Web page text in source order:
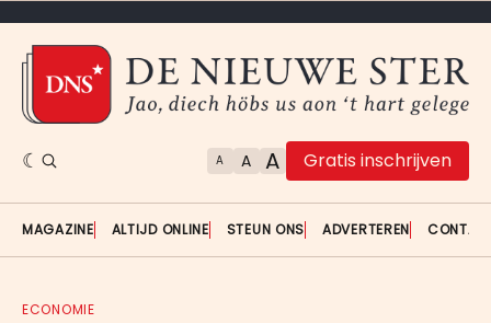
A A A Gratis inschrijven
MAGAZINE ALTIJD ONLINE STEUN ONS ADVERTEREN
ECONOMIE